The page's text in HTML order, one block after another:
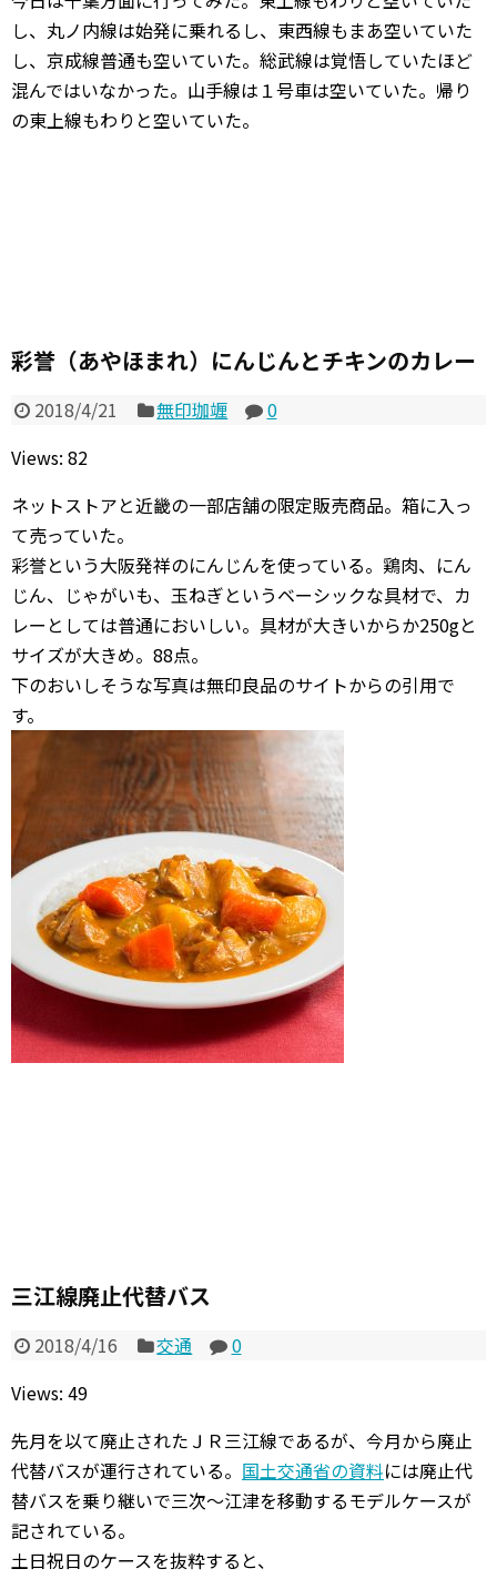
し、丸ノ内線は始発に乗れるし、東西線もまあ空いていた
し、京成線普通も空いていた。総武線は覚悟していたほど
混んではいなかった。山手線は１号車は空いていた。帰り
の東上線もわりと空いていた。
彩誉（あやほまれ）にんじんとチキンのカレー
2018/4/21 無印珈竰
0
Views: 82
ネットストアと近畿の一部店舗の限定販売商品。箱に入っ
て売っていた。
彩誉という大阪発祥のにんじんを使っている。鶏肉、にん
じん、じゃがいも、玉ねぎというベーシックな具材で、カ
レーとしては普通においしい。具材が大きいからか250gと
サイズが大きめ。88点。
下のおいしそうな写真は無印良品のサイトからの引用で
す。
三江線廃止代替バス
2018/4/16 交通
0
Views: 49
先月を以て廃止されたＪＲ三江線であるが、今月から廃止
代替バスが運行されている。 国土交通省の資料には廃止代
替バスを乗り継いで三次〜江津を移動するモデルケースが
記されている。
土日祝日のケースを抜粋すると、